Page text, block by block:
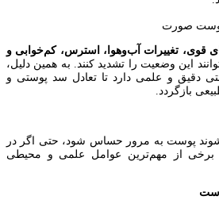
قوی، تغییرات آب‌وهوا، استرس، کم‌خوابی و
این وضعیت را تشدید کنند. به همین دلیل،
دقیق و علمی دارد تا تعادل سد پوستی و
بازگردد.
شوند پوست به مرور حساس شود، حتی اگر در
برخی از مهم‌ترین عوامل علمی و محیطی